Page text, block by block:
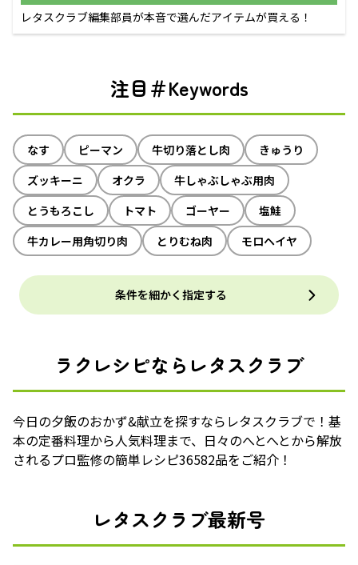
レタスクラブ編集部員が本音で選んだアイテムが買える！
注目＃Keywords
なす ピーマン 牛切り落とし肉
きゅうり
ズッキーニ
オクラ
牛しゃぶしゃぶ用肉
とうもろこし
トマト ゴーヤー
塩鮭
牛カレー用角切り肉
とりむね肉 モロヘイヤ
条件を細かく指定する
ラクレシピならレタスクラブ
今日の夕飯のおかず&献立を探すならレタスクラブで！基
本の定番料理から人気料理まで、日々のへとへとから解放
されるプロ監修の簡単レシピ36582品をご紹介！
レタスクラブ最新号